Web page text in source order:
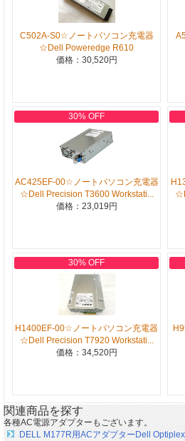
C502A-S0☆ノートパソコン充電器
☆Dell Poweredge R610
価格：30,520円
30% OFF
AC425EF-00☆ノートパソコン充電器
☆Dell Precision T3600 Workstati...
価格：23,019円
30% OFF
H1400EF-00☆ノートパソコン充電器
☆Dell Precision T7920 Workstati...
価格：34,520円
関連商品を探す
各種AC電源アダプターもございます。
DELL M177R用ACアダプターDell